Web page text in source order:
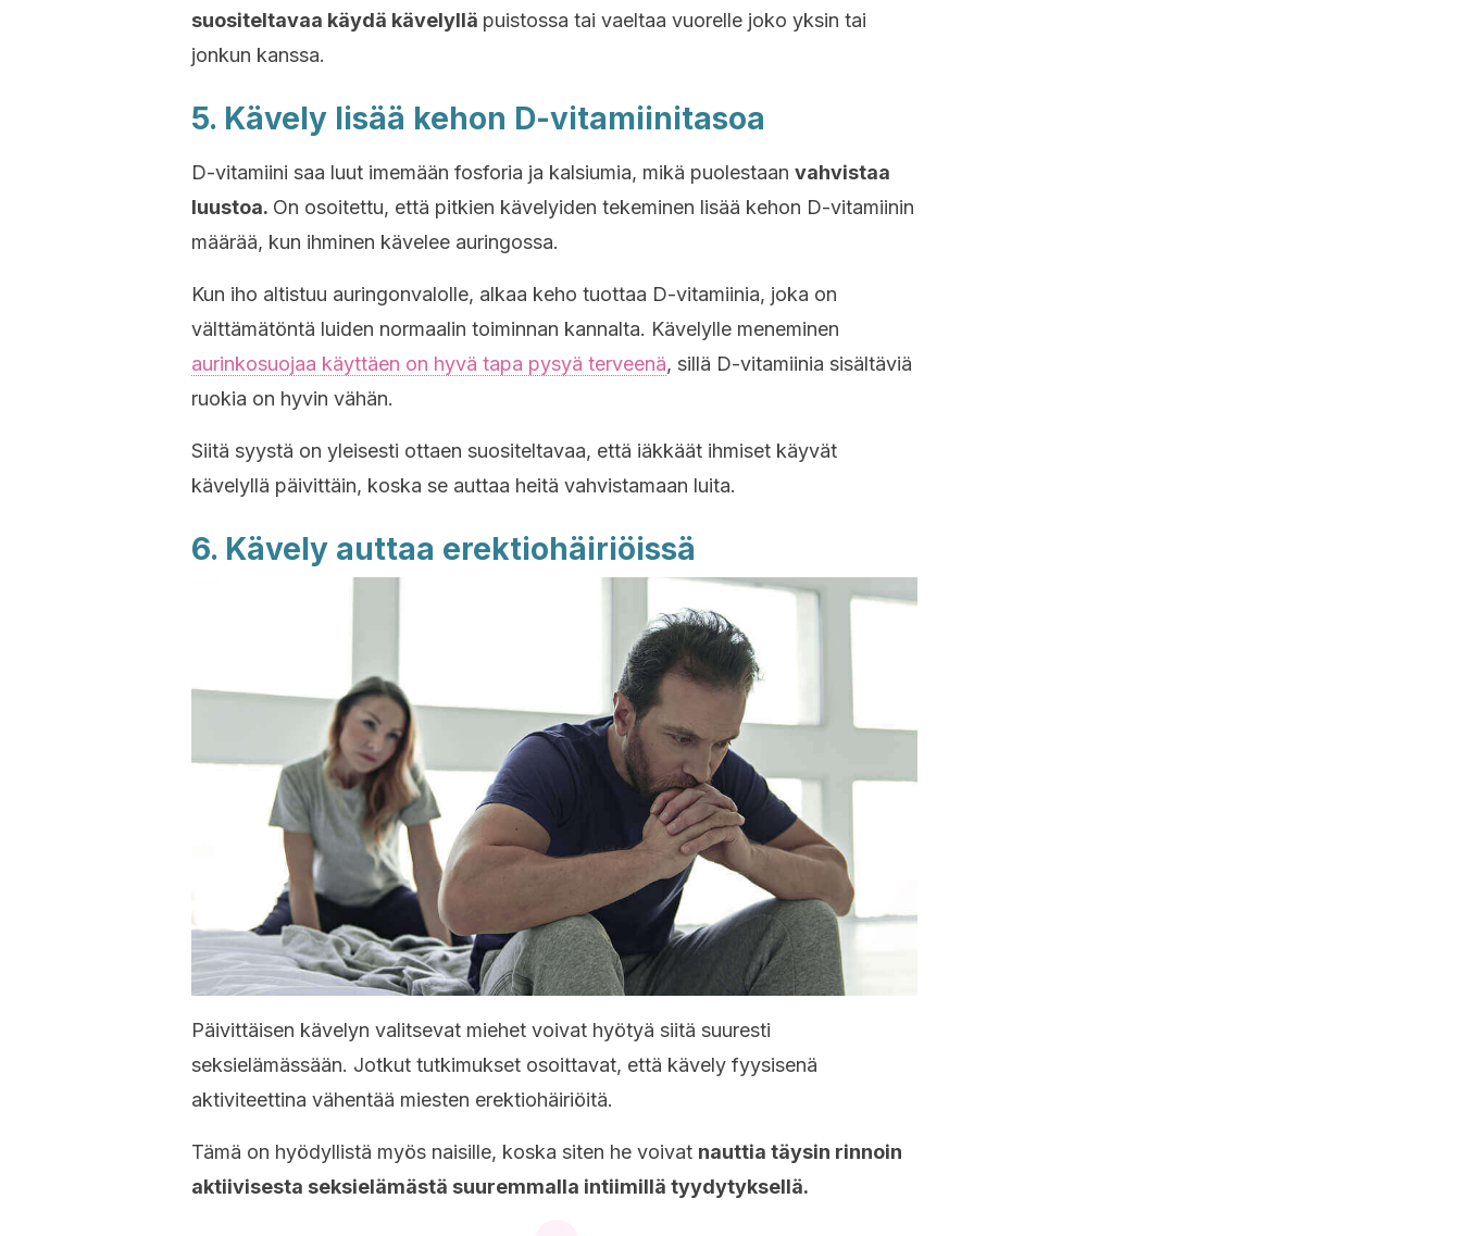
suositeltavaa käydä kävelyllä puistossa tai vaeltaa vuorelle joko yksin tai
jonkun kanssa.
5. Kävely lisää kehon D-vitamiinitasoa
D-vitamiini saa luut imemään fosforia ja kalsiumia, mikä puolestaan vahvistaa
luustoa. On osoitettu, että pitkien kävelyiden tekeminen lisää kehon D-vitamiinin
määrää, kun ihminen kävelee auringossa.
Kun iho altistuu auringonvalolle, alkaa keho tuottaa D-vitamiinia, joka on
välttämätöntä luiden normaalin toiminnan kannalta. Kävelylle meneminen
aurinkosuojaa käyttäen on hyvä tapa pysyä terveenä, sillä D-vitamiinia sisältäviä
ruokia on hyvin vähän.
Siitä syystä on yleisesti ottaen suositeltavaa, että iäkkäät ihmiset käyvät
kävelyllä päivittäin, koska se auttaa heitä vahvistamaan luita.
6. Kävely auttaa erektiohäiriöissä
Päivittäisen kävelyn valitsevat miehet voivat hyötyä siitä suuresti
seksielämässään. Jotkut tutkimukset osoittavat, että kävely fyysisenä
aktiviteettina vähentää miesten erektiohäiriöitä.
Tämä on hyödyllistä myös naisille, koska siten he voivat nauttia täysin rinnoin
aktiivisesta seksielämästä suuremmalla intiimillä tyydytyksellä.